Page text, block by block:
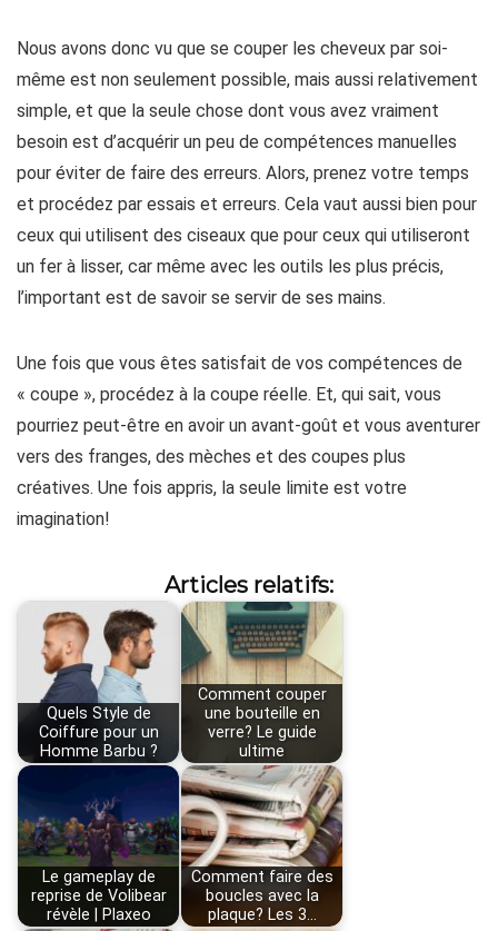
Nous avons donc vu que se couper les cheveux par soi-
même est non seulement possible, mais aussi relativement
simple, et que la seule chose dont vous avez vraiment
besoin est d’acquérir un peu de compétences manuelles
pour éviter de faire des erreurs. Alors, prenez votre temps
et procédez par essais et erreurs. Cela vaut aussi bien pour
ceux qui utilisent des ciseaux que pour ceux qui utiliseront
un fer à lisser, car même avec les outils les plus précis,
l’important est de savoir se servir de ses mains.
Une fois que vous êtes satisfait de vos compétences de
« coupe », procédez à la coupe réelle. Et, qui sait, vous
pourriez peut-être en avoir un avant-goût et vous aventurer
vers des franges, des mèches et des coupes plus
créatives. Une fois appris, la seule limite est votre
imagination!
Articles relatifs:
Quels Style de
Coiffure pour un
Homme Barbu ?
Comment couper
une bouteille en
verre? Le guide
ultime
Le gameplay de
reprise de Volibear
révèle | Plaxeo
Comment faire des
boucles avec la
plaque? Les 3…